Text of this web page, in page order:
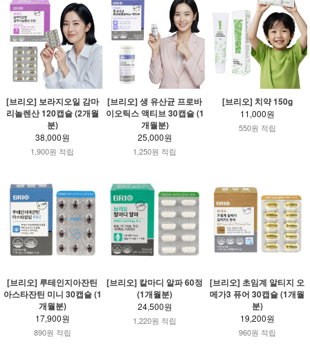
[브리오] 보라지오일 감마
리놀렌산 120캡슐 (2개월
분)
38,000원
1,900원 적립
[브리오] 생 유산균 프로바
이오틱스 액티브 30캡슐 (1
개월분)
25,000원
1,250원 적립
[브리오] 치약 150g
11,000원
550원 적립
[브리오] 루테인지아잔틴
아스타잔틴 미니 30캡슐 (1
개월분)
17,900원
890원 적립
[브리오] 칼마디 알파 60정
(1개월분)
24,500원
1,220원 적립
[브리오] 초임계 알티지 오
메가3 퓨어 30캡슐 (1개월
분)
19,200원
960원 적립